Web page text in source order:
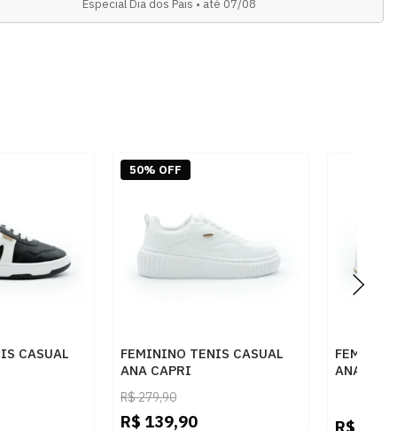
Especial Dia dos Pais • até 07/08
CASUAL
FEMININO TENIS CASUAL
ANA CAPRI
C3072300010001 BRANCO
R$279,90
R$ 139,90
50% OFF
ANA